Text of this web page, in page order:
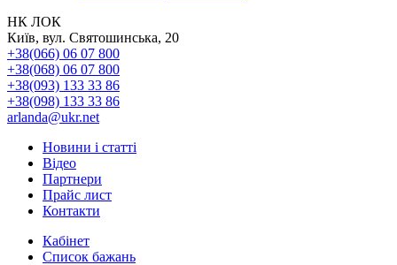
НК ЛОК
Київ, вул. Святошинська, 20
+38(066) 06 07 800
+38(068) 06 07 800
+38(093) 133 33 86
+38(098) 133 33 86
arlanda@ukr.net
Новини і статті
Відео
Партнери
Прайс лист
Контакти
Кабінет
Список бажань